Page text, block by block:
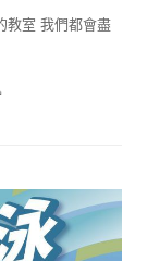
教室 我們都會盡